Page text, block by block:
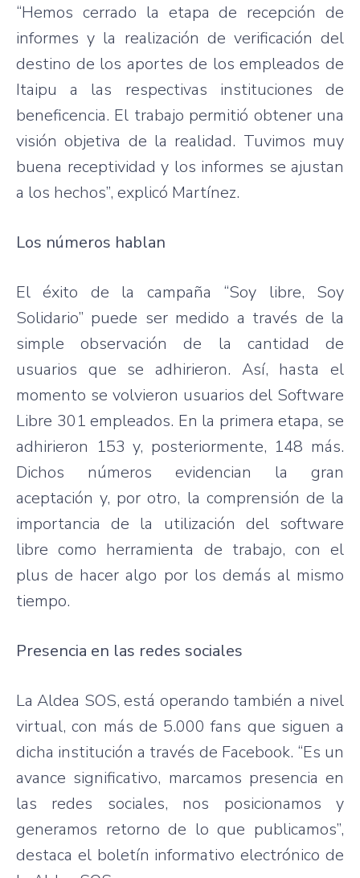
“Hemos cerrado la etapa de recepción de
informes y la realización de verificación del
destino de los aportes de los empleados de
Itaipu a las respectivas instituciones de
beneficencia. El trabajo permitió obtener una
visión objetiva de la realidad. Tuvimos muy
buena receptividad y los informes se ajustan
a los hechos”, explicó Martínez.
Los números hablan
El éxito de la campaña “Soy libre, Soy
Solidario” puede ser medido a través de la
simple observación de la cantidad de
usuarios que se adhirieron. Así, hasta el
momento se volvieron usuarios del Software
Libre 301 empleados. En la primera etapa, se
adhirieron 153 y, posteriormente, 148 más.
Dichos números evidencian la gran
aceptación y, por otro, la comprensión de la
importancia de la utilización del software
libre como herramienta de trabajo, con el
plus de hacer algo por los demás al mismo
tiempo.
Presencia en las redes sociales
La Aldea SOS, está operando también a nivel
virtual, con más de 5.000 fans que siguen a
dicha institución a través de Facebook. “Es un
avance significativo, marcamos presencia en
las redes sociales, nos posicionamos y
generamos retorno de lo que publicamos”,
destaca el boletín informativo electrónico de